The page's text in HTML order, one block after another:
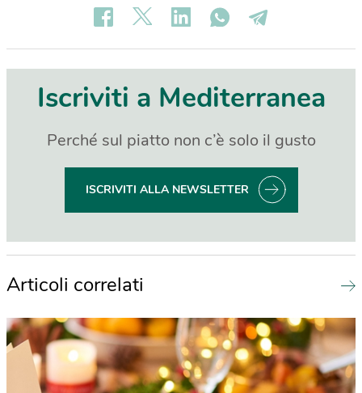
Iscriviti a Mediterranea
Perché sul piatto non c’è solo il gusto
ISCRIVITI ALLA NEWSLETTER
Articoli correlati